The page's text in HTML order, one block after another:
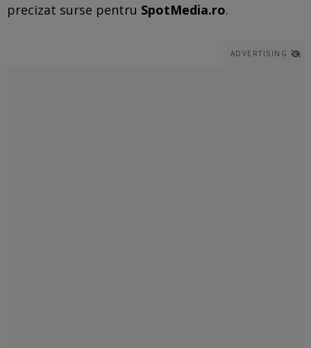
precizat surse pentru SpotMedia.ro.
ADVERTISING